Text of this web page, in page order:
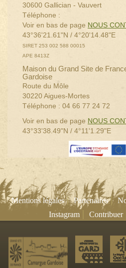
30600 Gallician - Vauvert
Téléphone :
Voir en bas de page NOUS
43°36'21.61"N / 4°20'14.48"E
SIRET 253 002 588 00015
APE 8413Z
Maison du Grand Site de
Gardoise
Route du Môle
30220 Aigues-Mortes
Téléphone : 04 66 77 24 72
Voir en bas de page NOUS
43°33'38.49"N / 4°11'1.29"E
Mentions légales|Partenaires|
Instagram Contribuer